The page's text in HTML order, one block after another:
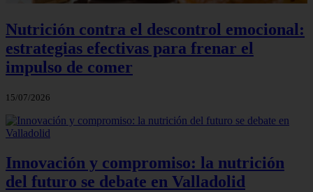
Nutrición contra el descontrol emocional:
estrategias efectivas para frenar el
impulso de comer
15/07/2026
Innovación y compromiso: la nutrición
del futuro se debate en Valladolid